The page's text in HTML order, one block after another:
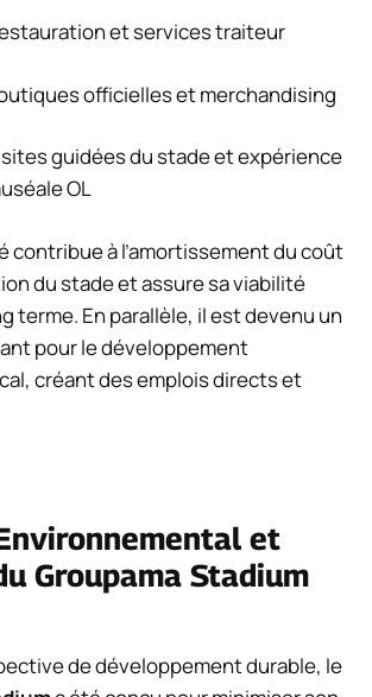
et services traiteur
officielles et merchandising
guidées du stade et expérience
OL
contribue à l’amortissement du coût
du stade et assure sa viabilité
terme. En parallèle, il est devenu un
pour le développement
créant des emplois directs et
et
Groupama Stadium
de développement durable, le